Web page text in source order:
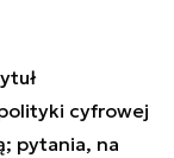
cyfrowej
pytania, na